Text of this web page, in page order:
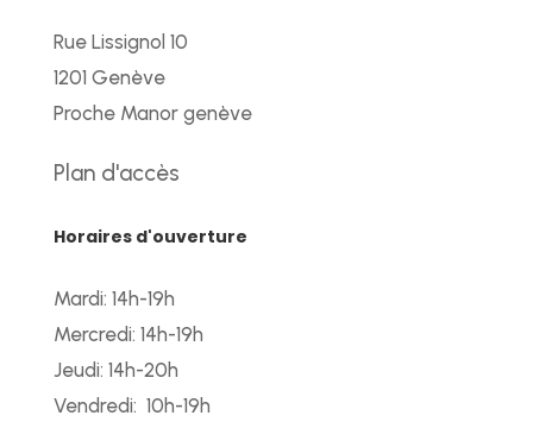
Rue Lissignol 10
1201 Genève
Proche Manor genève
Plan d'accès
Horaires d'ouverture
Mardi: 14h-19h
Mercredi: 14h-19h
Jeudi: 14h-20h
Vendredi: 10h-19h